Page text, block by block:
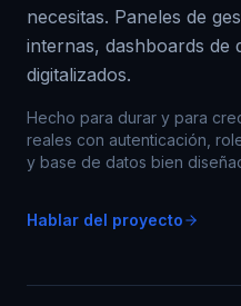
necesitas. Paneles de
internas, dashboards de
digitalizados.
Hecho para durar y para
reales con autenticación,
y base de datos bien
Hablar del proyecto